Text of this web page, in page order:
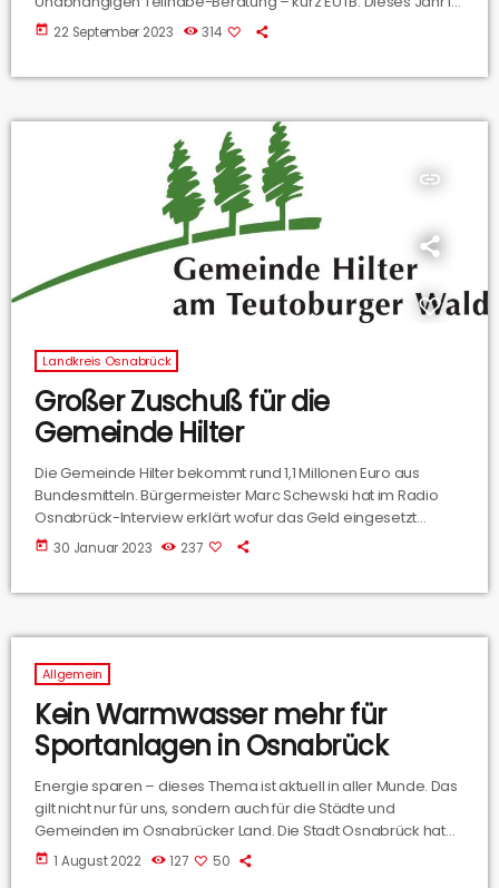
eine neue Beratungsstelle der EUTB in Oesede eröffnet
worden. Da arbeitet Sophia Elbert. Wir haben mit ihr
today 22 September 2023 314
insert_link
Landkreis Osnabrück
Großer Zuschuß für die
Gemeinde Hilter
Die Gemeinde Hilter bekommt rund 1,1 Millonen Euro aus
Bundesmitteln. Bürgermeister Marc Schewski hat im Radio
Osnabrück-Interview erklärt wofur das Geld eingesetzt
werden soll.
today 30 Januar 2023 237
Allgemein
Kein Warmwasser mehr für
Sportanlagen in Osnabrück
Energie sparen – dieses Thema ist aktuell in aller Munde. Das
gilt nicht nur für uns, sondern auch für die Städte und
Gemeinden im Osnabrücker Land. Die Stadt Osnabrück hat
sich vor dem Hintergrund der steigenden Energiepreise dazu
entschlossen in den Sportanlagen kein Warmwasser mehr
today 1 August 2022 127 50